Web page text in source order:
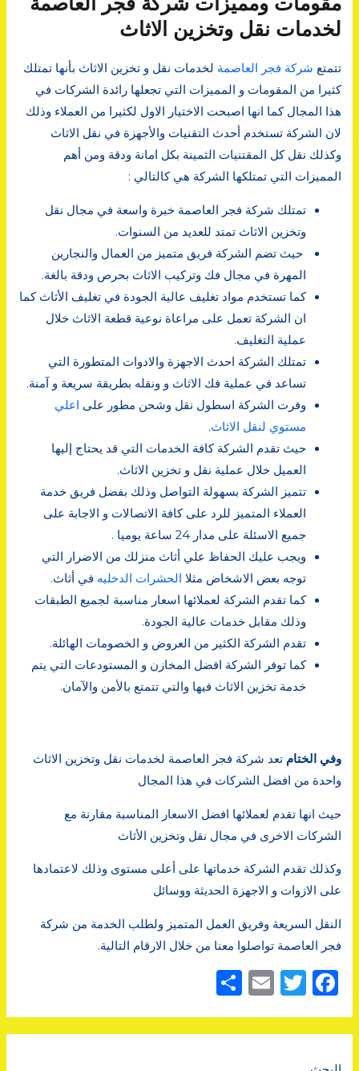
لخدمات نقل وتخزين الاثاث
تتمتع شركة فجر العاصمة لخدمات نقل و تخزين الاثاث بأنها تمتلك
كثيرا من المقومات و المميزات التي تجعلها رائدة الشركات في
هذا المجال كما انها اصبحت الاختيار الاول لكثيرا من العملاء وذلك
لان الشركة تستخدم أحدث التقنيات والأجهزة في نقل الاثاث
وكذلك نقل كل المقتنيات الثمينة بكل امانة ودقة ومن أهم
المميزات التي تمتلكها الشركة هي كالتالي :
تمتلك شركة فجر العاصمة خبرة واسعة في مجال نقل
وتخزين الاثاث تمتد للعديد من السنوات.
حيث تضم الشركة فريق متميز من العمال والنجارين
المهرة في مجال فك وتركيب الاثاث بحرص ودقة بالغة.
كما تستخدم مواد تغليف عالية الجودة في تغليف الأثاث كما
ان الشركة تعمل على مراعاة نوعية قطعة الاثاث خلال
عملية التغليف.
تمتلك الشركة احدث الاجهزة والادوات المتطورة التي
تساعد في عملية فك الاثاث و ونقله بطريقة سريعة و آمنة.
وفرت الشركة اسطول نقل وشحن مطور على اعلي
مستوي لنقل الاثاث.
حيث تقدم الشركة كافة الخدمات التي قد يحتاج إليها
العميل خلال عملية نقل و تخزين الاثاث.
تتميز الشركة بسهولة التواصل وذلك بفضل فريق خدمة
العملاء المتميز للرد على كافة الاتصالات و الاجابة على
جميع الاسئلة على مدار 24 ساعة يوميا .
ويجب عليك الحفاظ علي أثاث منزلك من الاضرار التي
توجه بعض الاشخاض مثلا الحشرات الدخليه في أثاث.
كما تقدم الشركة لعملائها اسعار مناسبة لجميع الطبقات
وذلك مقابل خدمات عالية الجودة.
تقدم الشركة الكثير من العروض و الخصومات الهائلة.
كما توفر الشركة افضل المخازن و المستودعات التي يتم
خدمة تخزين الاثاث فيها والتي تتمتع بالأمن والآمان.
وفي الختام تعد شركة فجر العاصمة لخدمات نقل وتخزين الاثاث
واحدة من افضل الشركات في هذا المجال
حيث انها تقدم لعملائها افضل الاسعار المناسبة مقارنة مع
الشركات الاخرى في مجال نقل وتخزين الأثاث
وكذلك تقدم الشركة خدماتها على أعلى مستوى وذلك لاعتمادها
على الازوات و الاجهزة الحديثة ووسائل
النقل السريعة وفريق العمل المتميز ولطلب الخدمة من شركة
فجر العاصمة تواصلوا معنا من خلال الارقام التالية.
F
c
T
it
E
ai ر